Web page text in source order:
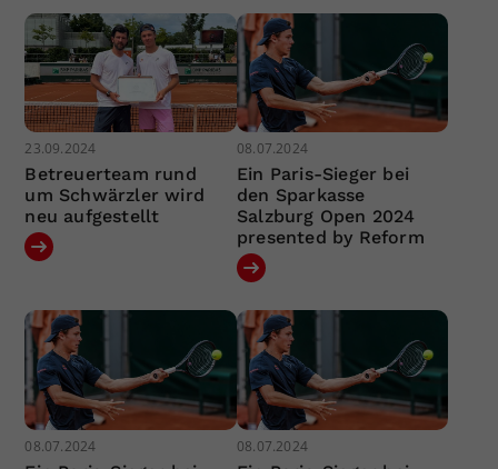
23.09.2024
Betreuerteam rund
um Schwärzler wird
neu aufgestellt
08.07.2024
Ein Paris-Sieger bei
den Sparkasse
Salzburg Open 2024
presented by Reform
08.07.2024 08.07.2024